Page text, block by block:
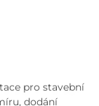
pro stavební
dodání